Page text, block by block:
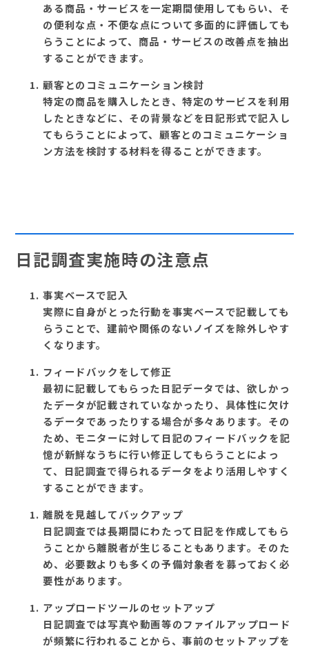
ある商品・サービスを一定期間使用してもらい、そ
の便利な点・不便な点について多面的に評価しても
らうことによって、商品・サービスの改善点を抽出
することができます。
顧客とのコミュニケーション検討
特定の商品を購入したとき、特定のサービスを利用
したときなどに、その背景などを日記形式で記入し
てもらうことによって、顧客とのコミュニケーショ
ン方法を検討する材料を得ることができます。
日記調査実施時の注意点
事実ベースで記入
実際に自身がとった行動を事実ベースで記載しても
らうことで、建前や関係のないノイズを除外しやす
くなります。
フィードバックをして修正
最初に記載してもらった日記データでは、欲しかっ
たデータが記載されていなかったり、具体性に欠け
るデータであったりする場合が多々あります。その
ため、モニターに対して日記のフィードバックを記
憶が新鮮なうちに行い修正してもらうことによっ
て、日記調査で得られるデータをより活用しやすく
することができます。
離脱を見越してバックアップ
日記調査では長期間にわたって日記を作成してもら
うことから離脱者が生じることもあります。そのた
め、必要数よりも多くの予備対象者を募っておく必
要性があります。
アップロードツールのセットアップ
日記調査では写真や動画等のファイルアップロード
が頻繁に行われることから、事前のセットアップを